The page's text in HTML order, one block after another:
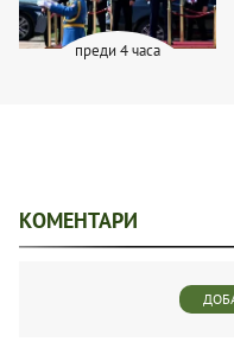
преди 4 часа
КОМЕНТАРИ